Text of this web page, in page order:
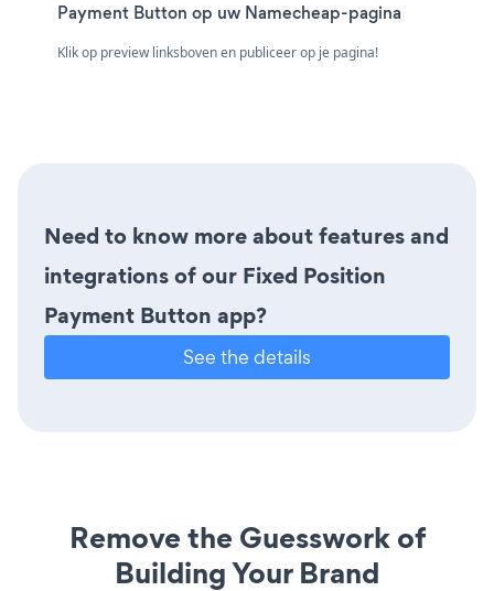
Payment Button op uw Namecheap-pagina
Klik op preview linksboven en publiceer op je pagina!
Need to know more about features and
integrations of our Fixed Position
Payment Button app?
See the details
Remove the Guesswork of
Building Your Brand